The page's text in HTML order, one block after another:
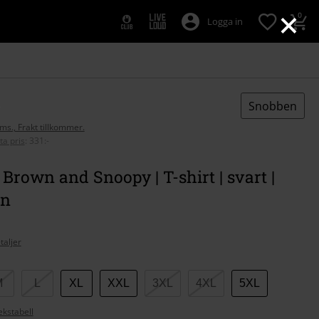
×
Logga in 0
Frakt tillkommer.
pris
331:-
Snobben
and Snoopy | T-shirt | svart |
XL XXL 3XL 4XL 5XL